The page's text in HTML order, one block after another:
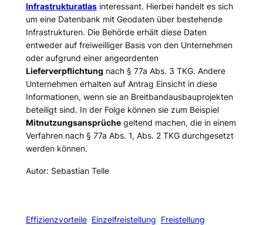
Infrastrukturatlasinteressant. Hierbei handelt es sich
um eine Datenbank mit Geodaten über bestehende
Infrastrukturen. Die Behörde erhält diese Daten
entweder auf freiweilliger Basis von den Unternehmen
oder aufgrund einer angeordenten
Lieferverpflichtung nach § 77a Abs. 3 TKG. Andere
Unternehmen erhalten auf Antrag Einsicht in diese
Informationen, wenn sie an Breitbandausbauprojekten
beteiligt sind. In der Folge können sie zum Beispiel
Mitnutzungsansprüchegeltend machen, die in einem
Verfahren nach § 77a Abs. 1, Abs. 2 TKG durchgesetzt
werden können.
Autor: Sebastian Telle
Effizienzvorteile Einzelfreistellung Freistellung